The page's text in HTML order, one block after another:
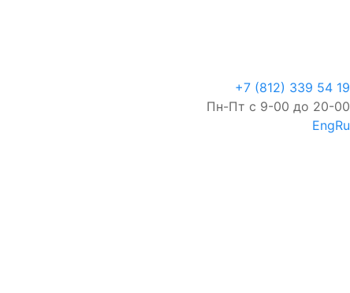
+7 (812) 339 54 19
Пн-Пт с 9-00 до 20-00
EngRu